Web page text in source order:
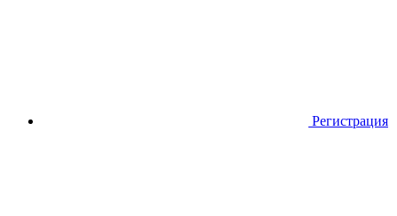
Регистрация